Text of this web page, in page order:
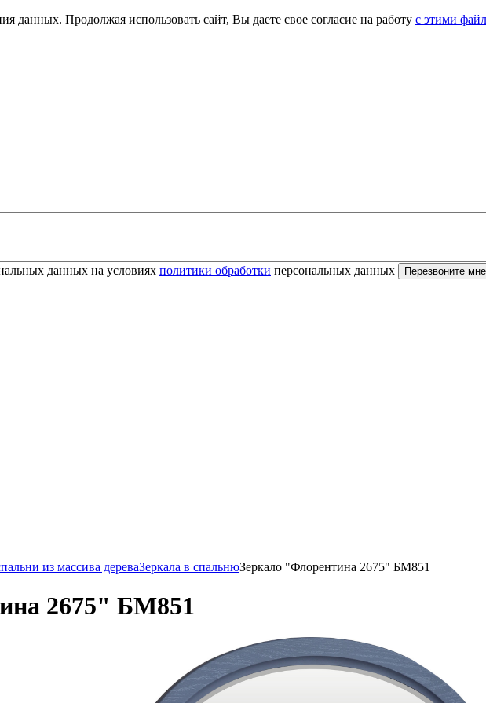
данных. Продолжая использовать сайт, Вы даете свое согласие на работу с этими
данных на условиях политики обработки персональных данных
из массива дереваЗеркала в спальнюЗеркало "Флорентина 2675" БМ851
2675" БМ851